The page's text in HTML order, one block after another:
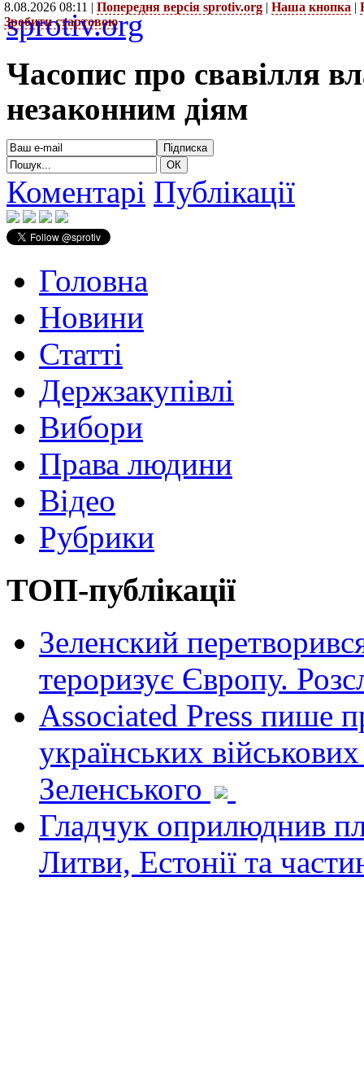
8.08.2026 08:11 | Попередня версія sprotiv.org | Наша кнопка |
Зробити стартовою
sprotiv.org
Часопис про свавілля
незаконним діям
Коментарі Публікації
Головна
Новини
Статті
Держзакупівлі
Вибори
Права людини
Відео
Рубрики
ТОП-публікації
Зеленский
тероризує Європу.
Associated Press пише
українських
Зеленського
Гладчук оприлюднив
Литви, Естонії та